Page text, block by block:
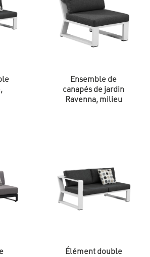
Ensemble de
canapés de jardin
Ravenna, milieu
Élément double